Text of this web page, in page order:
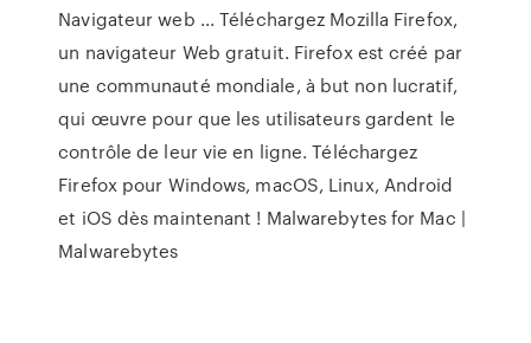
Navigateur web ... Téléchargez Mozilla Firefox,
un navigateur Web gratuit. Firefox est créé par
une communauté mondiale, à but non lucratif,
qui œuvre pour que les utilisateurs gardent le
contrôle de leur vie en ligne. Téléchargez
Firefox pour Windows, macOS, Linux, Android
et iOS dès maintenant ! Malwarebytes for Mac |
Malwarebytes